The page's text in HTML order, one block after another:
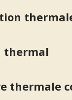
thermal
thermale